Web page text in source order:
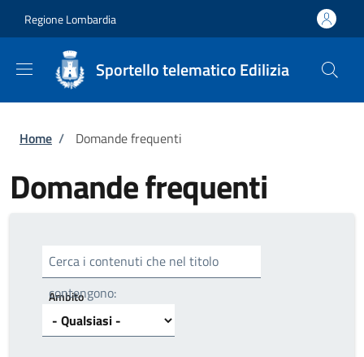
Regione Lombardia
Sportello telematico Edilizia
Briciole di pane
Home / Domande frequenti
Domande frequenti
Cerca i contenuti che nel titolo
contengono:
Ambito